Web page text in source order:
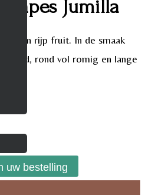
Jumilla
van rijp fruit. In de smaak
rond vol romig en lange
uw bestelling